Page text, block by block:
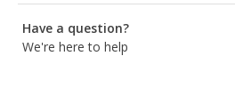
Have a question?
We're here to help